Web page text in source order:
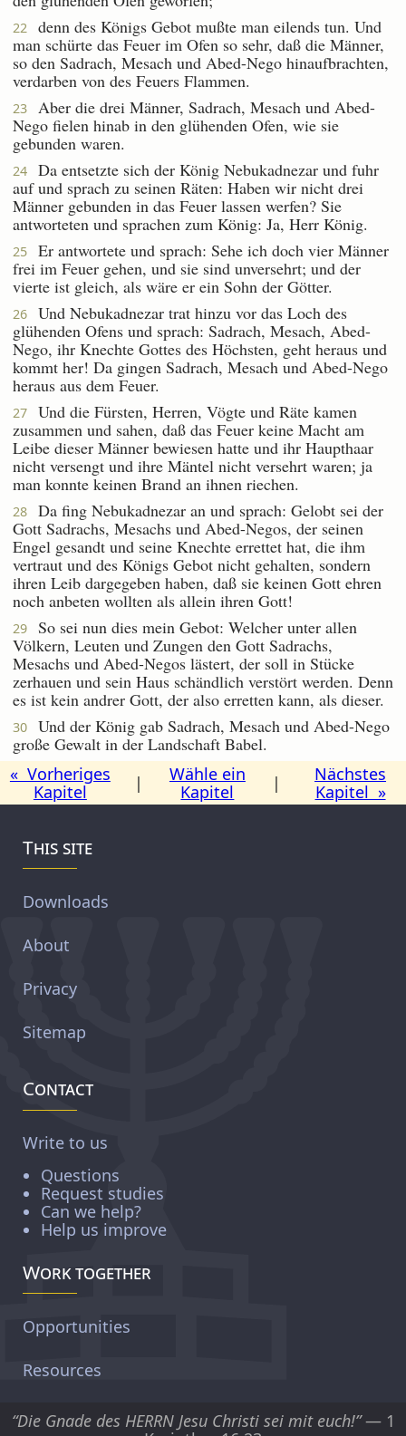
22
denn des Königs Gebot mußte man eilends tun. Und
man schürte das Feuer im Ofen so sehr, daß die Männer,
so den Sadrach, Mesach und Abed-Nego hinaufbrachten,
verdarben von des Feuers Flammen.
23
Aber die drei Männer, Sadrach, Mesach und Abed-
Nego fielen hinab in den glühenden Ofen, wie sie
gebunden waren.
24
Da entsetzte sich der König Nebukadnezar und fuhr
auf und sprach zu seinen Räten: Haben wir nicht drei
Männer gebunden in das Feuer lassen werfen? Sie
antworteten und sprachen zum König: Ja, Herr König.
25
Er antwortete und sprach: Sehe ich doch vier Männer
frei im Feuer gehen, und sie sind unversehrt; und der
vierte ist gleich, als wäre er ein Sohn der Götter.
26
Und Nebukadnezar trat hinzu vor das Loch des
glühenden Ofens und sprach: Sadrach, Mesach, Abed-
Nego, ihr Knechte Gottes des Höchsten, geht heraus und
kommt her! Da gingen Sadrach, Mesach und Abed-Nego
heraus aus dem Feuer.
27
Und die Fürsten, Herren, Vögte und Räte kamen
zusammen und sahen, daß das Feuer keine Macht am
Leibe dieser Männer bewiesen hatte und ihr Haupthaar
nicht versengt und ihre Mäntel nicht versehrt waren; ja
man konnte keinen Brand an ihnen riechen.
28
Da fing Nebukadnezar an und sprach: Gelobt sei der
Gott Sadrachs, Mesachs und Abed-Negos, der seinen
Engel gesandt und seine Knechte errettet hat, die ihm
vertraut und des Königs Gebot nicht gehalten, sondern
ihren Leib dargegeben haben, daß sie keinen Gott ehren
noch anbeten wollten als allein ihren Gott!
29
So sei nun dies mein Gebot: Welcher unter allen
Völkern, Leuten und Zungen den Gott Sadrachs,
Mesachs und Abed-Negos lästert, der soll in Stücke
zerhauen und sein Haus schändlich verstört werden. Denn
es ist kein andrer Gott, der also erretten kann, als dieser.
30
Und der König gab Sadrach, Mesach und Abed-Nego
große Gewalt in der Landschaft Babel.
« Vorheriges
Kapitel
|
Wähle ein
Kapitel
|
Nächstes
Kapitel »
This site
Downloads
About
Privacy
Sitemap
Contact
Write to us
Questions
Request studies
Can we help?
Help us improve
Work together
Opportunities
Resources
“Die Gnade des HERRN Jesu Christi sei mit euch!”— 1